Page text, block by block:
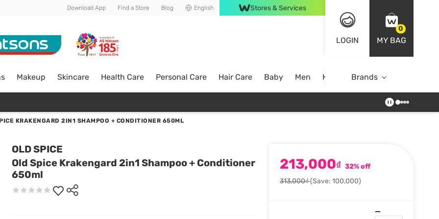
Download App Find a Store Blog English Stores & Services
LOGIN
0
MY BAG
Makeup Skincare Health Care Personal Care Hair Care Baby Men Home Brands
KRAKENGARD 2IN1 SHAMPOO + CONDITIONER 650ML
OLD SPICE
Old Spice Krakengard 2in1 Shampoo + Conditioner
650ml
213,000₫ 32% off
313,000₫(Save: 100,000)